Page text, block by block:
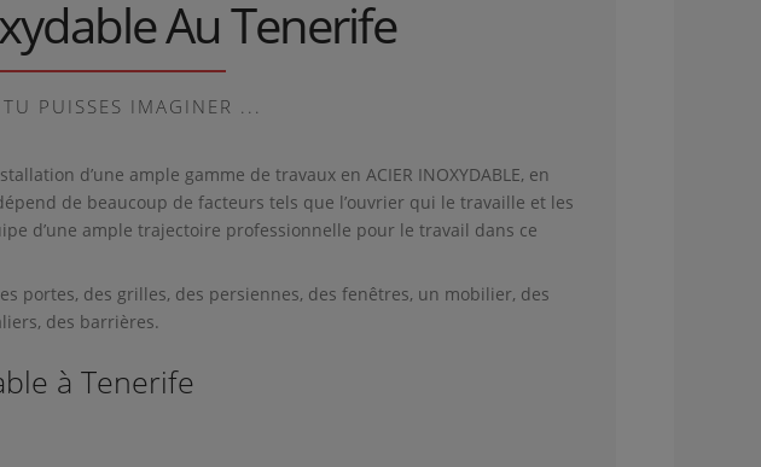
Au Tenerife
PUISSES IMAGINER ...
d’une ample gamme de travaux en ACIER INOXYDABLE, en
de beaucoup de facteurs tels que l’ouvrier qui le travaille et les
d’une ample trajectoire professionnelle pour le travail dans ce
portes, des grilles, des persiennes, des fenêtres, un mobilier, des
des barrières.
à Tenerife